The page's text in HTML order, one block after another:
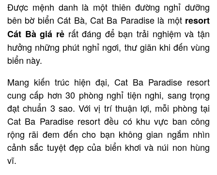
Được mệnh danh là một thiên đường nghỉ dưỡng
bên bờ biển Cát Bà, Cat Ba Paradise là một resort
Cát Bà giá rẻ rất đáng để bạn trải nghiệm và tận
hưởng những phút nghỉ ngơi, thư giãn khi đến vùng
biển này.
Mang kiến trúc hiện đại, Cat Ba Paradise resort
cung cấp hơn 30 phòng nghỉ tiện nghi, sang trọng
đạt chuẩn 3 sao. Với vị trí thuận lợi, mỗi phòng tại
Cat Ba Paradise resort đều có khu vực ban công
rộng rãi đem đến cho bạn không gian ngắm nhìn
cảnh sắc tuyệt đẹp của biển khơi và núi non hùng
vĩ.